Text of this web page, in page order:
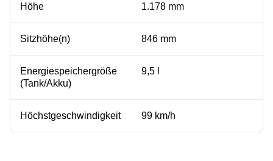
Höhe 1.178 mm
Sitzhöhe(n) 846 mm
Energiespeichergröße
(Tank/Akku)
9,5 l
Höchstgeschwindigkeit 99 km/h